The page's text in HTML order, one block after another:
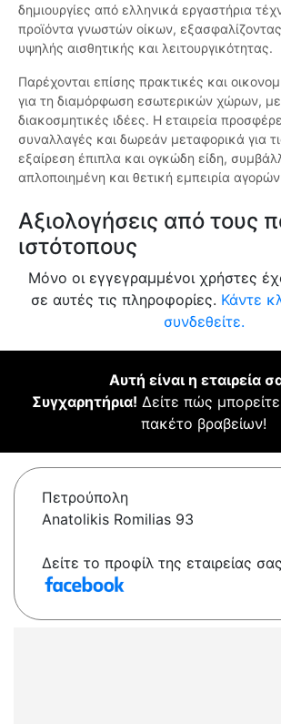
δημιουργίες από ελληνικά εργαστήρια
προϊόντα γνωστών οίκων,
υψηλής αισθητικής και λειτουργικότητας.
Παρέχονται επίσης πρακτικές και
για τη διαμόρφωση εσωτερικών χώρων,
διακοσμητικές ιδέες. Η εταιρεία
συναλλαγές και δωρεάν μεταφορικά για
εξαίρεση έπιπλα και ογκώδη είδη,
απλοποιημένη και θετική εμπειρία
Αξιολογήσεις από τους
ιστότοπους
Μόνο οι εγγεγραμμένοι χρήστες
σε αυτές τις πληροφορίες. Κάντε
συνδεθείτε.
Αυτή είναι η εταιρεία
Συγχαρητήρια! Δείτε πώς
πακέτο βραβείων!
Πετρούπολη
Anatolikis Romilias 93
Δείτε το προφίλ της εταιρείας σας